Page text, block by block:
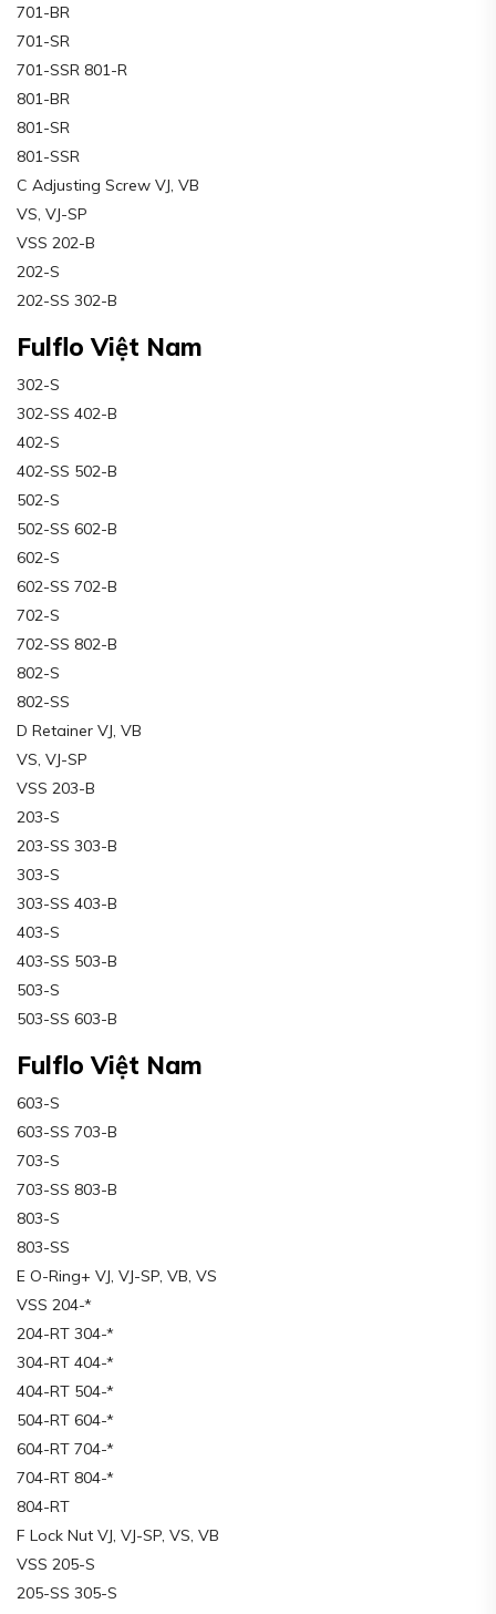
701-BR
701-SR
701-SSR 801-R
801-BR
801-SR
801-SSR
C Adjusting Screw VJ, VB
VS, VJ-SP
VSS 202-B
202-S
202-SS 302-B
Fulflo Việt Nam
302-S
302-SS 402-B
402-S
402-SS 502-B
502-S
502-SS 602-B
602-S
602-SS 702-B
702-S
702-SS 802-B
802-S
802-SS
D Retainer VJ, VB
VS, VJ-SP
VSS 203-B
203-S
203-SS 303-B
303-S
303-SS 403-B
403-S
403-SS 503-B
503-S
503-SS 603-B
Fulflo Việt Nam
603-S
603-SS 703-B
703-S
703-SS 803-B
803-S
803-SS
E O-Ring+ VJ, VJ-SP, VB, VS
VSS 204-*
204-RT 304-*
304-RT 404-*
404-RT 504-*
504-RT 604-*
604-RT 704-*
704-RT 804-*
804-RT
F Lock Nut VJ, VJ-SP, VS, VB
VSS 205-S
205-SS 305-S